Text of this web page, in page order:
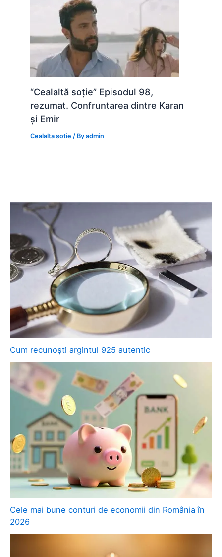
“Cealaltă soție” Episodul 98,
rezumat. Confruntarea dintre Karan
și Emir
Cealalta sotie / Byadmin
Cum recunoști argintul 925 autentic
Cele mai bune conturi de economii din România în
2026